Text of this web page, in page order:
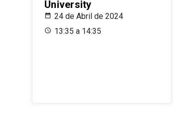
University
24 de Abril de 2024
13:35 a 14:35